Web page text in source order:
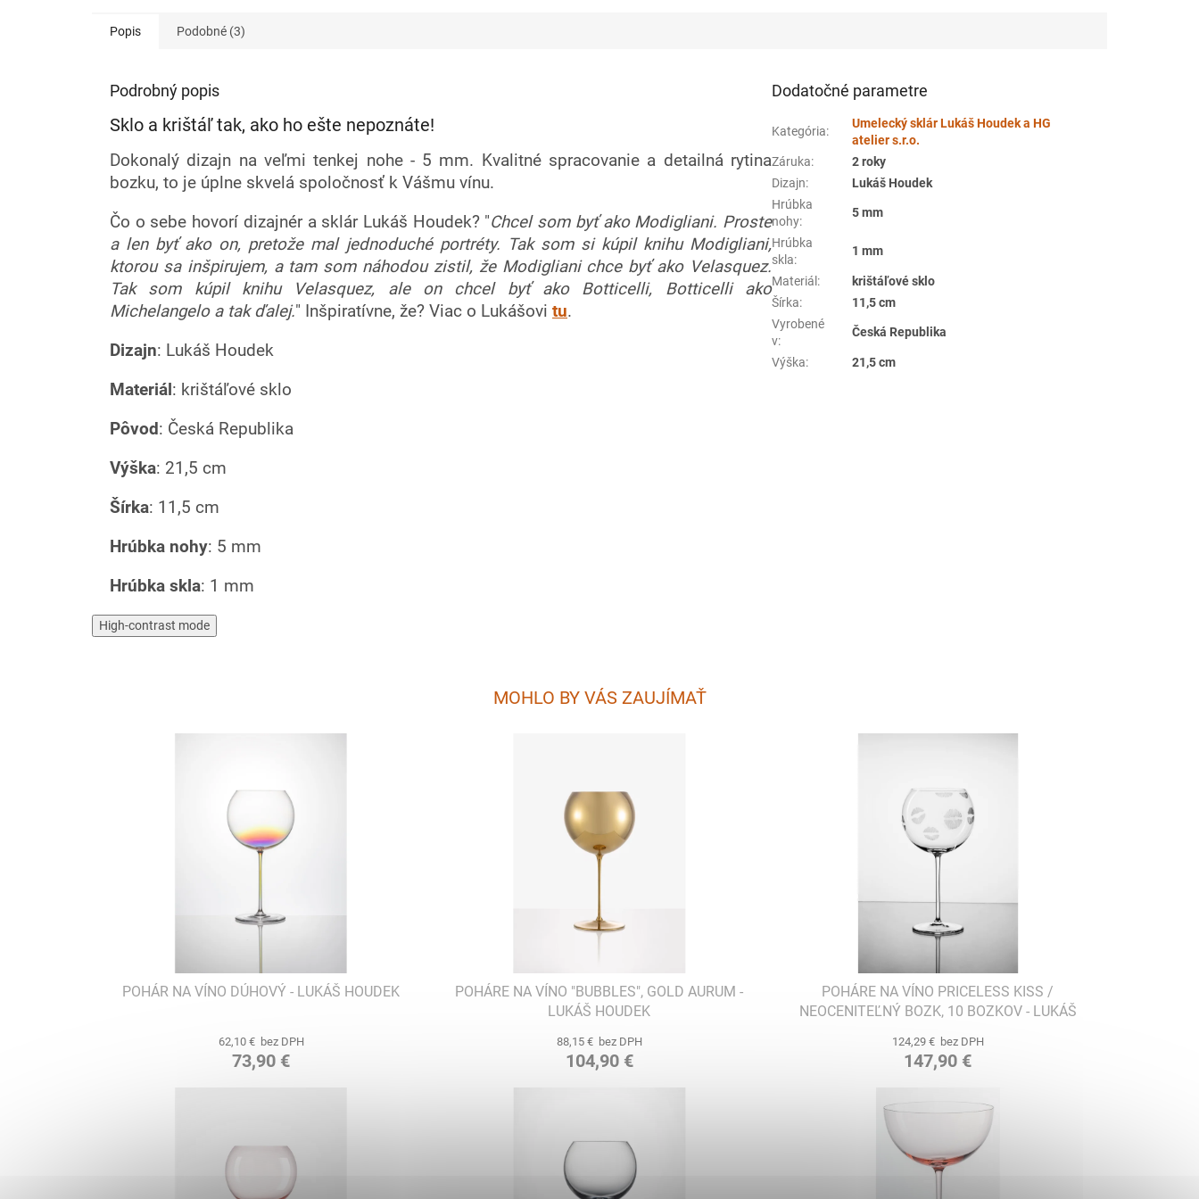
Popis Podobné (3)
Podrobný popis
Sklo a krištáľ tak, ako ho ešte nepoznáte!
Dokonalý dizajn na veľmi tenkej nohe - 5 mm. Kvalitné spracovanie a detailná rytina
bozku, to je úplne skvelá spoločnosť k Vášmu vínu.
Čo o sebe hovorí dizajnér a sklár Lukáš Houdek? "Chcel som byť ako Modigliani. Proste
a len byť ako on, pretože mal jednoduché portréty. Tak som si kúpil knihu Modigliani,
ktorou sa inšpirujem, a tam som náhodou zistil, že Modigliani chce byť ako Velasquez.
Tak som kúpil knihu Velasquez, ale on chcel byť ako Botticelli, Botticelli ako
Michelangelo a tak ďalej." Inšpiratívne, že? Viac o Lukášovi tu.
Dizajn: Lukáš Houdek
Materiál : krištáľové sklo
Pôvod: Česká Republika
Výška: 21,5 cm
Šírka: 11,5 cm
Hrúbka nohy: 5 mm
Hrúbka skla: 1 mm
Dodatočné parametre
Kategória:
Umelecký sklár Lukáš Houdek a HG
atelier s.r.o.
Záruka:
2 roky
Dizajn:
Lukáš Houdek
Hrúbka
nohy:
5 mm
Hrúbka
skla:
1 mm
Materiál :
krištáľové sklo
Šírka:
11,5 cm
Vyrobené
v:
Česká Republika
Výška: 21,5 cm
High-contrast mode
MOHLO BY VÁS ZAUJÍMAŤ
POHÁR NA VÍNO DÚHOVÝ - LUKÁŠ HOUDEK
62,10 € bez DPH
73,90 €
POHÁRE NA VÍNO "BUBBLES", GOLD AURUM -
LUKÁŠ HOUDEK
88,15 € bez DPH
104,90 €
POHÁRE NA VÍNO PRICELESS KISS /
NEOCENITEĽNÝ BOZK, 10 BOZKOV - LUKÁŠ
124,29 € bez DPH
147,90 €